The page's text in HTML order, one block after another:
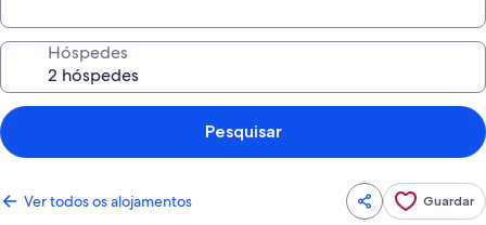
Hóspedes
Pesquisar
Ver todos os alojamentos Guardar